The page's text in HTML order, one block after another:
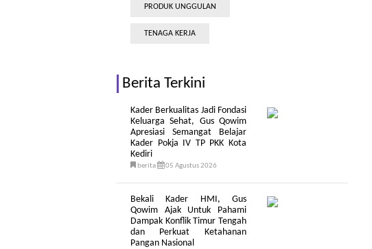
PRODUK UNGGULAN
TENAGA KERJA
Berita Terkini
Kader Berkualitas Jadi Fondasi
Keluarga Sehat, Gus Qowim
Apresiasi Semangat Belajar
Kader Pokja IV TP PKK Kota
Kediri
berita 05 Agustus 2026
Bekali Kader HMI, Gus
Qowim Ajak Untuk Pahami
Dampak Konflik Timur Tengah
dan Perkuat Ketahanan
Pangan Nasional